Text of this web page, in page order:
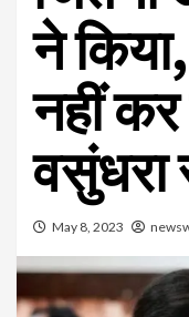
ने
नहीं
वसुंधरा
May 8, 2023